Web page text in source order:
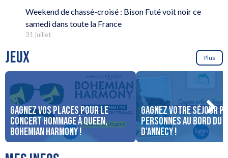
Weekend de chassé-croisé : Bison Futé voit noir ce
samedi dans toute la France
31 juillet
JEUX Plus
Gagnez vos places pour le
concert Hommage à Queen,
Bohemian Harmony !
Gagnez votre séjour
personnes au bord du
d’Annecy !